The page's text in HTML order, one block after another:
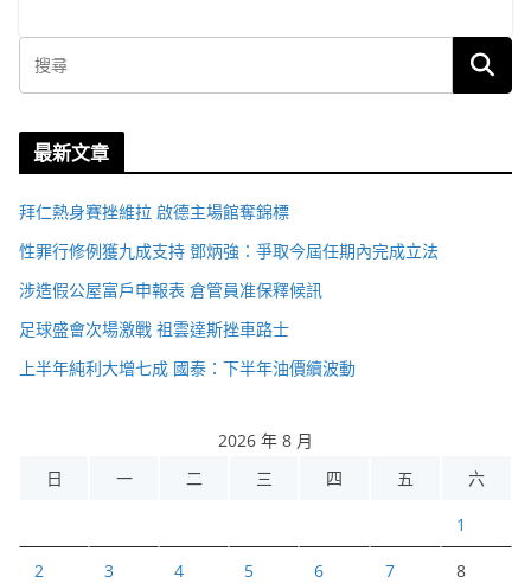
最新文章
拜仁熱身賽挫維拉 啟德主場館奪錦標
性罪行修例獲九成支持 鄧炳強：爭取今屆任期內完成立法
涉造假公屋富戶申報表 倉管員准保釋候訊
足球盛會次場激戰 祖雲達斯挫車路士
上半年純利大增七成 國泰：下半年油價續波動
2026 年 8 月
日
一 二 三 四 五 六
1
2 3 4 5 6 7 8